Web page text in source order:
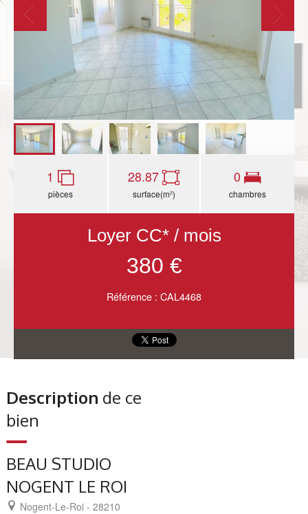
1
pièces
28.87
surface(m²)
0
chambres
Loyer CC* / mois
380 €
Référence : CAL4468
Description de ce
bien
BEAU STUDIO
NOGENT LE ROI
Nogent-Le-Roi - 28210